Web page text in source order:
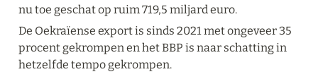
nu toe geschat op ruim 719,5 miljard euro.
De Oekraïense export is sinds 2021 met ongeveer 35
procent gekrompen en het BBP is naar schatting in
hetzelfde tempo gekrompen.